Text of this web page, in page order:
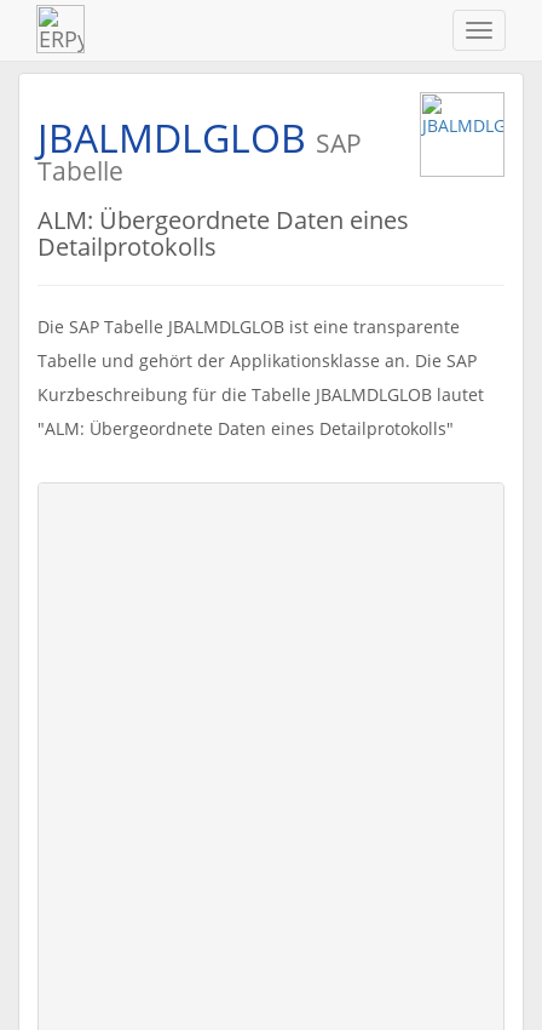
ein-/
JBALMDLGLOB SAP
Tabelle
ALM: Übergeordnete Daten eines
Detailprotokolls
Die SAP Tabelle JBALMDLGLOB ist eine transparente
Tabelle und gehört der Applikationsklasse an. Die SAP
Kurzbeschreibung für die Tabelle JBALMDLGLOB lautet
"ALM: Übergeordnete Daten eines Detailprotokolls"